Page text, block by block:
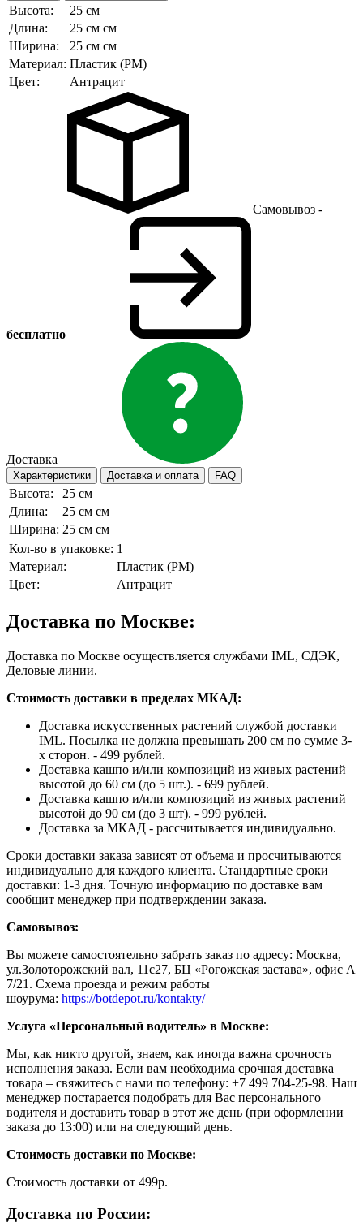
Высота:
25 см
Длина:
25 см см
Ширина:
25 см см
Материал: Пластик (PM)
Цвет:
Антрацит
Самовывоз -
бесплатно
Доставка
Характеристики Доставка и оплата FAQ
Высота:
25 см
Длина:
25 см см
Ширина: 25 см см
Кол-во в упаковке: 1
Материал:
Пластик (PM)
Цвет:
Антрацит
Доставка по Москве:
Доставка по Москве осуществляется службами IML, СДЭК,
Деловые линии.
Стоимость доставки в пределах МКАД:
Доставка искусственных растений службой доставки
IML. Посылка не должна превышать 200 см по сумме 3-
х сторон. - 499 рублей.
Доставка кашпо и/или композиций из живых растений
высотой до 60 см (до 5 шт.). - 699 рублей.
Доставка кашпо и/или композиций из живых растений
высотой до 90 см (до 3 шт). - 999 рублей.
Доставка за МКАД - рассчитывается индивидуально.
Сроки доставки заказа зависят от объема и просчитываются
индивидуально для каждого клиента. Стандартные сроки
доставки: 1-3 дня. Точную информацию по доставке вам
сообщит менеджер при подтверждении заказа.
Самовывоз:
Вы можете самостоятельно забрать заказ по адресу: Москва,
ул.Золоторожский вал, 11с27, БЦ «Рогожская застава», офис А
7/21. Схема проезда и режим работы
шоурума: https://botdepot.ru/kontakty/
Услуга «Персональный водитель» в Москве:
Мы, как никто другой, знаем, как иногда важна срочность
исполнения заказа. Если вам необходима срочная доставка
товара – свяжитесь с нами по телефону: +7 499 704-25-98. Наш
менеджер постарается подобрать для Вас персонального
водителя и доставить товар в этот же день (при оформлении
заказа до 13:00) или на следующий день.
Стоимость доставки по Москве:
Cтоимость доставки от 499р.
Доставка по России: